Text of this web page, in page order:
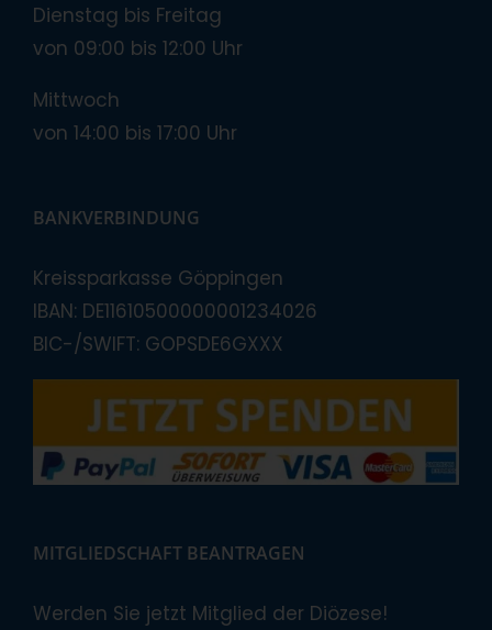
Dienstag bis Freitag
von 09:00 bis 12:00 Uhr
Mittwoch
von 14:00 bis 17:00 Uhr
BANKVERBINDUNG
Kreissparkasse Göppingen
IBAN: DE11610500000001234026
BIC-/SWIFT: GOPSDE6GXXX
MITGLIEDSCHAFT BEANTRAGEN
Werden Sie jetzt Mitglied der Diözese!